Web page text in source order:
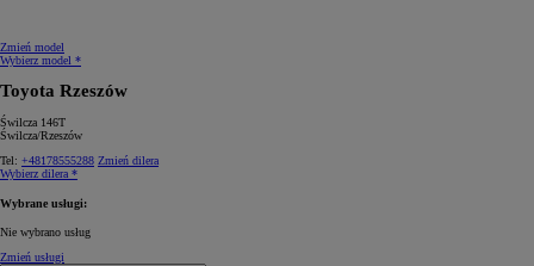
Zmień model
Wybierz model *
Toyota Rzeszów
Świlcza 146T
Świlcza/Rzeszów
Tel: +48178555288 Zmień dilera
Wybierz dilera *
Wybrane usługi:
Nie wybrano usług
Zmień usługi